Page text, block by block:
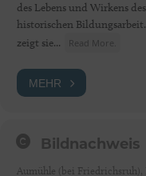
des Lebens und Wirkens
historischen
zeigt sie...
Read More.
MEHR
Bildnachweis
Aumühle (bei Friedrichsruh),